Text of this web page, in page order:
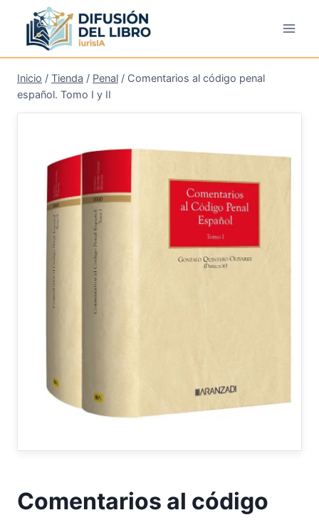
contenido
Inicio / Tienda / Penal / Comentarios al código penal
español. Tomo I y II
Comentarios al código